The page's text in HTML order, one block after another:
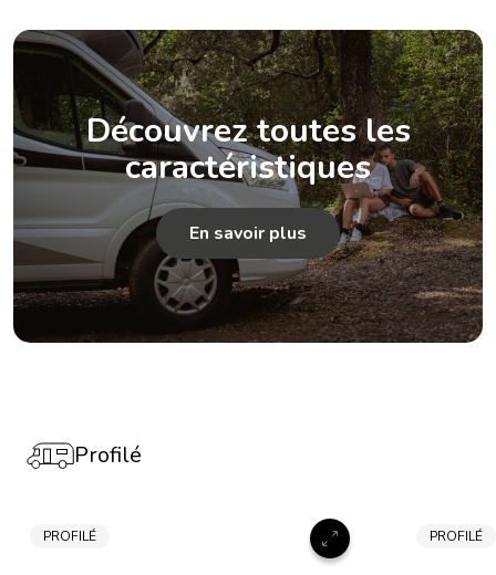
Découvrez toutes les
caractéristiques
En savoir plus
Profilé
PROFILÉ PROFILÉ